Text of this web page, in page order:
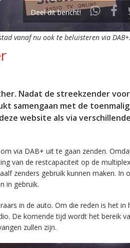
Deel dit bericht!
vanaf nu ook te beluisteren via
Nadat de streekzender
samengaan met de
website als via
via DAB+ uit te gaan zenden.
van de restcapaciteit op de multiplex
zenders gebruik kunnen maken. In
in gebruik.
in de auto. Om die reden is het in
De komende tijd wordt het bereik
zullen zijn.